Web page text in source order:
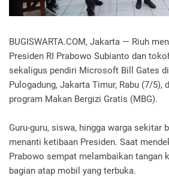
BUGISWARTA.COM, Jakarta — Riuh
Presiden RI Prabowo Subianto dan
sekaligus pendiri Microsoft Bill Gates
Pulogadung, Jakarta Timur, Rabu (7/5),
program Makan Bergizi Gratis (MBG).
Guru-guru, siswa, hingga warga sekitar
menanti ketibaan Presiden. Saat
Prabowo sempat melambaikan tangan
bagian atap mobil yang terbuka.